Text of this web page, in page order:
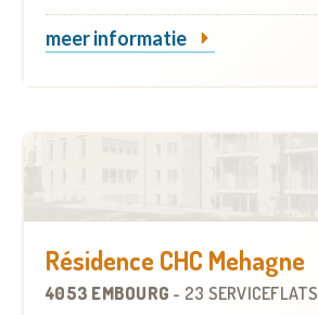
meer informatie
Résidence CHC Mehagne
4053 EMBOURG - 23 SERVICEFLATS